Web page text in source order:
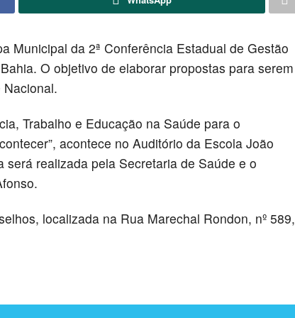
Municipal da 2ª Conferência Estadual de Gestão
O objetivo de elaborar propostas para serem
Trabalho e Educação na Saúde para o
acontece no Auditório da Escola João
realizada pela Secretaria de Saúde e o
localizada na Rua Marechal Rondon, nº 589,